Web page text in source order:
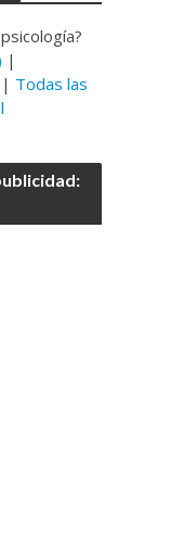
|
| Todas las